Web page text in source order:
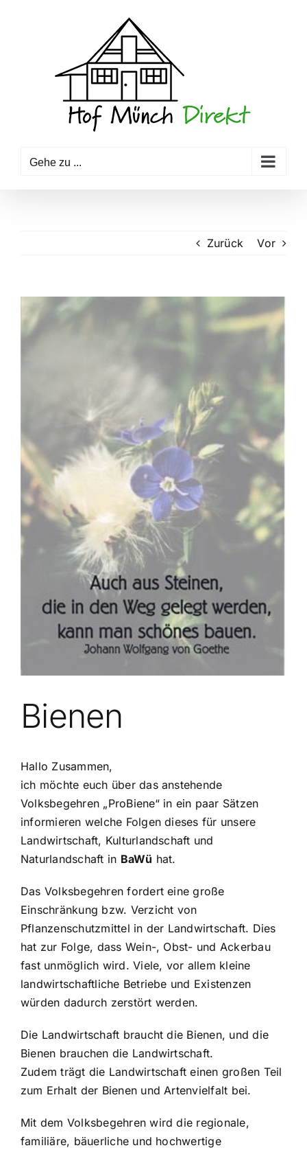
Gehe zu ...
Zurück Vor
Zeige
grösseres
Bienen
Hallo Zusammen,
ich möchte euch über das anstehende
Volksbegehren „ProBiene“ in ein paar Sätzen
informieren welche Folgen dieses für unsere
Landwirtschaft, Kulturlandschaft und
Naturlandschaft in BaWü hat.
Das Volksbegehren fordert eine große
Einschränkung bzw. Verzicht von
Pflanzenschutzmittel in der Landwirtschaft. Dies
hat zur Folge, dass Wein-, Obst- und Ackerbau
fast unmöglich wird. Viele, vor allem kleine
landwirtschaftliche Betriebe und Existenzen
würden dadurch zerstört werden.
Die Landwirtschaft braucht die Bienen, und die
Bienen brauchen die Landwirtschaft.
Zudem trägt die Landwirtschaft einen großen Teil
zum Erhalt der Bienen und Artenvielfalt bei.
Mit dem Volksbegehren wird die regionale,
familiäre, bäuerliche und hochwertige